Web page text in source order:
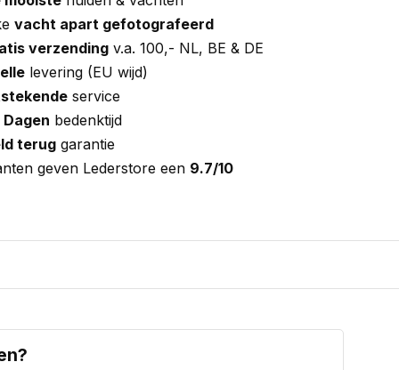
vacht apart gefotografeerd
verzending v.a. 100,- NL, BE & DE
levering (EU wijd)
service
bedenktijd
terug garantie
geven Lederstore een 9.7/10